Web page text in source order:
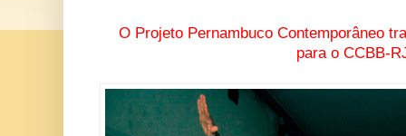
O Projeto Pernambuco Contemporâneo
para o CCBB-